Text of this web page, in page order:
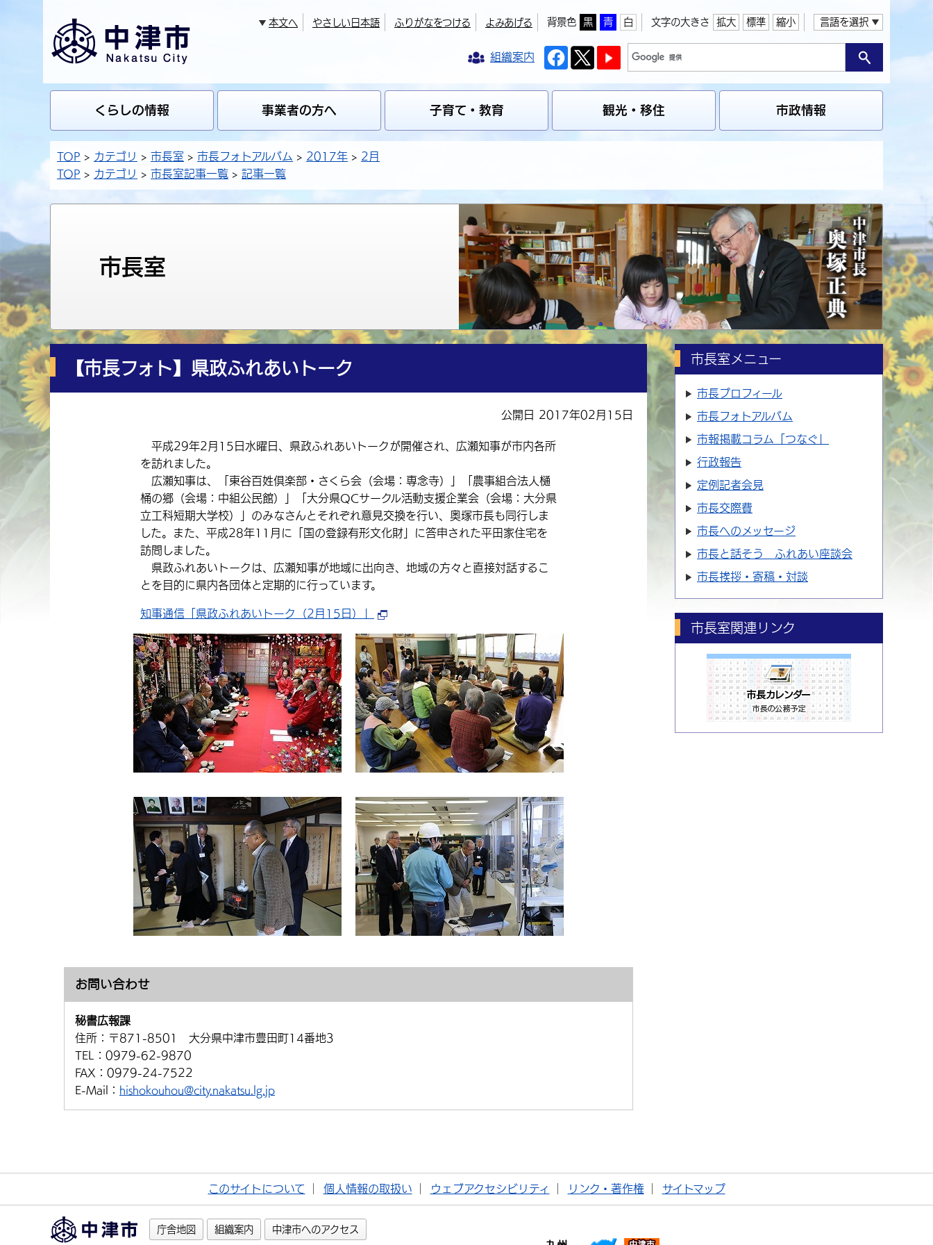
本文へ やさしい日本語 ふりがなをつける よみあげる 背景色 黒 青 白 文字の大きさ 拡大 標準 縮小 言語を選択
組織案内
くらしの情報 事業者の方へ 子育て・教育 観光・移住 市政情報
TOP カテゴリ 市長室 市長フォトアルバム 2017年
2月
TOP
カテゴリ 市長室記事一覧 記事一覧
市長室
【市長フォト】県政ふれあいトーク
公開日 2017年02月15日
平成29年2月15日水曜日、県政ふれあいトークが開催され、広瀬知事が市内各所
を訪れました。
広瀬知事は、「東谷百姓倶楽部・さくら会（会場：専念寺）」「農事組合法人樋
桶の郷（会場：中組公民館）」「大分県QCサークル活動支援企業会（会場：大分県
立工科短期大学校）」のみなさんとそれぞれ意見交換を行い、奥塚市長も同行しま
した。また、平成28年11月に「国の登録有形文化財」に答申された平田家住宅を
訪問しました。
県政ふれあいトークは、広瀬知事が地域に出向き、地域の方々と直接対話するこ
とを目的に県内各団体と定期的に行っています。
知事通信「県政ふれあいトーク（2月15日）」
お問い合わせ
秘書広報課
住所： 〒871-8501 大分県中津市豊田町14番地3
TEL： 0979-62-9870
FAX： 0979-24-7522
E-Mail： hishokouhou@city.nakatsu.lg.jp
市長室メニュー
市長プロフィール
市長フォトアルバム
市報掲載コラム「つなぐ」
行政報告
定例記者会見
市長交際費
市長へのメッセージ
市長と話そう ふれあい座談会
市長挨拶・寄稿・対談
市長室関連リンク
このサイトについて 個人情報の取扱い ウェブアクセシビリティ リンク・著作権 サイトマップ
庁舎地図 組織案内 中津市へのアクセス